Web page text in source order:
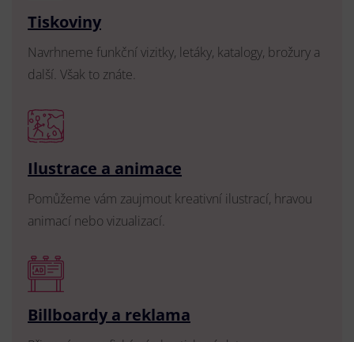
Tiskoviny
Navrhneme funkční vizitky, letáky, katalogy, brožury a
další. Však to znáte.
Ilustrace a animace
Pomůžeme vám zaujmout kreativní ilustrací, hravou
animací nebo vizualizací.
Billboardy a reklama